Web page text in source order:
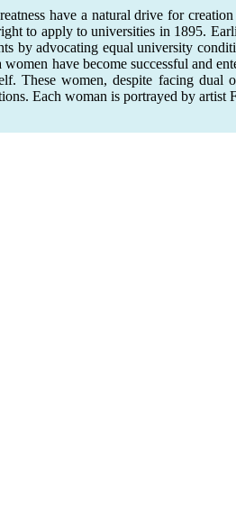
have a natural drive for
to apply to universities in 1895.
by advocating equal university
have become successful and
These women, despite facing
Each woman is portrayed by